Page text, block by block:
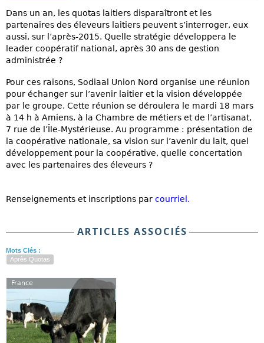
Dans un an, les quotas laitiers disparaîtront et les
partenaires des éleveurs laitiers peuvent s’interroger, eux
aussi, sur l’après-2015. Quelle stratégie développera le
leader coopératif national, après 30 ans de gestion
administrée ?
Pour ces raisons, Sodiaal Union Nord organise une réunion
pour échanger sur l’avenir laitier et la vision développée
par le groupe. Cette réunion se déroulera le mardi 18 mars
à 14 h à Amiens, à la Chambre de métiers et de l’artisanat,
7 rue de l’Île-Mystérieuse. Au programme : présentation de
la coopérative nationale, sa vision sur l’avenir du lait, quel
développement pour la coopérative, quelle concertation
avec les partenaires des éleveurs ?
Renseignements et inscriptions par courriel.
ARTICLES ASSOCIÉS
Mots Clés :
Après Quotas
France